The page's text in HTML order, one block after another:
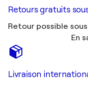
Retours gratuits
Retour possible
En
Livraison